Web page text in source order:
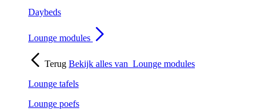
Daybeds
Lounge modules
Terug Bekijk alles van Lounge modules
Lounge tafels
Lounge poefs